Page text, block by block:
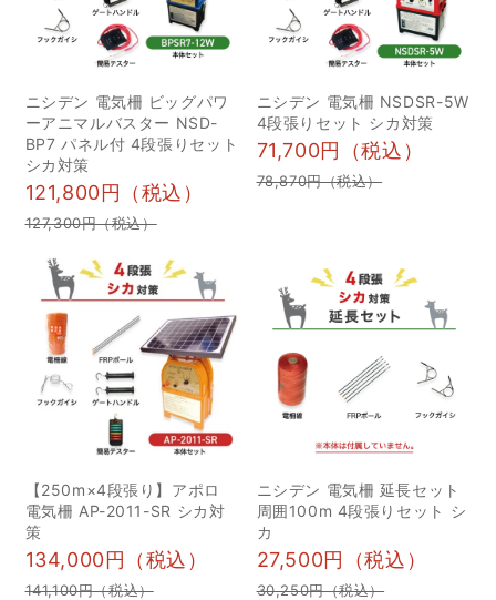
のポイント 9イノシシに
よる被害を減らすために
1周辺の環境を整える 2エ
サとなるものを放置しな
い 3雑草は刈り取る 4定
期的に見回りをする 5忌
避剤を使う 6警戒音装置
を付ける 7犬を飼う 8罠
の依頼をする 10イノシシ
による被害対策は唐辛子
や音が有効｜ほかの手段
も組み合わせるのがおす
すめ イノシシによる深刻
な被害 イノシシの被害
は、農作物やゴミを荒ら
すだけではなく、人間に
対して被害をもたらすこ
ともあるため、十分な注
意が必要です。 農作物へ
把握することは、対策の
第一歩です。なぜイノシ
シ被害が深刻化している
のか、その背景を理解し
ましょう。 イノシシは食
欲旺盛で、特に収穫期の
農作物に甚大な被害をも
しまうほか、住宅地へ出
没するケースも増えてき
く、都市近郊でも目撃情
報が多く報告されるよう
ます。 こうした被害が拡
大している背景には、人
間の生活圏の拡大が挙げ
られます。山林が宅地開
ニシデン 電気柵 ビッグパワ
ーアニマルバスター NSD-
BP7 パネル付 4段張りセット
シカ対策
121,800円（税込）
127,300円（税込）
ニシデン 電気柵 NSDSR-5W
4段張りセット シカ対策
71,700円（税込）
78,870円（税込）
【250m×4段張り】アポロ
電気柵 AP-2011-SR シカ対
策
134,000円（税込）
141,100円（税込）
ニシデン 電気柵 延長セット
周囲100m 4段張りセット シ
カ
27,500円（税込）
30,250円（税込）